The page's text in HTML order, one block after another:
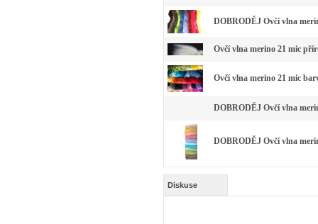
DOBRODĚJ Ovčí vlna
Ovčí vlna merino 21 mic
Ovčí vlna merino 21 mic
DOBRODĚJ Ovčí vlna
DOBRODĚJ Ovčí vlna
Diskuse